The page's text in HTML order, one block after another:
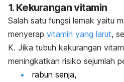
1. Kekurangan vitamin
Salah satu fungsi lemak yaitu
menyerap vitamin yang larut,
K. Jika tubuh kekurangan
meningkatkan risiko sejumlah
rabun senja,